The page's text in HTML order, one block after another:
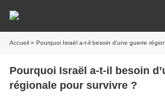
Accueil » Pourquoi Israël a-t-il besoin d’une guerre
Pourquoi Israël a-t-il besoin
régionale pour survivre ?